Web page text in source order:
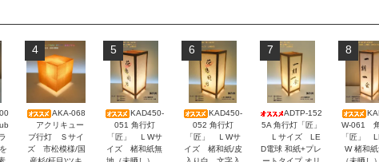
4
AKA-068
アクリキュー
ブ行灯 Ｓサイ
ズ 市松模様/国
5
KAD450-
051 角行灯
「匠」 ＬWサ
イズ 楮和紙無
6
KAD450-
052 角行灯
「匠」 ＬWサ
イズ 楮和紙/皮
7
ADTP-152
5A 角行灯「匠」
Ｌサイズ LE
D電球 和紙+プレ
8
W-061
「匠」
W 楮和